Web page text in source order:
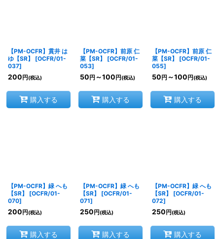
【PM-OCFR】貫井 は
ゆ【SR】
[OCFR/01-
037]
200 円 (税込)
購入する
【PM-OCFR】前原 仁
菜【SR】
[OCFR/01-
053]
50 円 ～100 円 (税込)
購入する
【PM-OCFR】前原 仁
菜【SR】
[OCFR/01-
055]
50 円 ～100 円 (税込)
購入する
【PM-OCFR】緑 へも
【SR】
[OCFR/01-
070]
200 円 (税込)
購入する
【PM-OCFR】緑 へも
【SR】
[OCFR/01-
071]
250 円 (税込)
購入する
【PM-OCFR】緑 へも
【SR】
[OCFR/01-
072]
250 円 (税込)
購入する